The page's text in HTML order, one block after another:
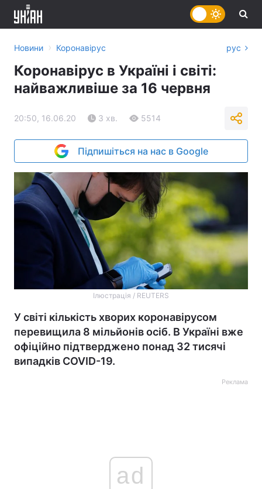
Новини › Коронавірус рус
Коронавірус в Україні і світі:
найважливіше за 16 червня
20:50, 16.06.20 3 хв. 5514
Підпишіться на нас в Google
Ілюстрація / REUTERS
У світі кількість хворих коронавірусом
перевищила 8 мільйонів осіб. В Україні вже
офіційно підтверджено понад 32 тисячі
випадків COVID-19.
Реклама
ad